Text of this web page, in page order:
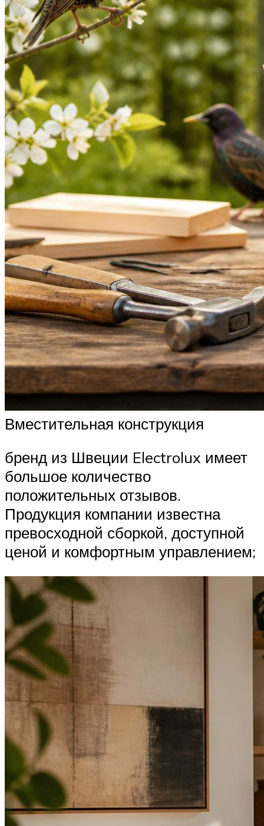
Вместительная конструкция
бренд из Швеции Electrolux имеет
большое количество
положительных отзывов.
Продукция компании известна
превосходной сборкой, доступной
ценой и комфортным управлением;